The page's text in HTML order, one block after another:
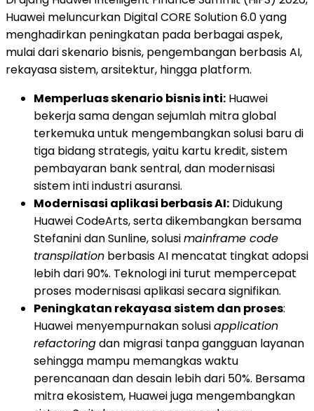
Huawei meluncurkan Digital CORE Solution 6.0 yang
menghadirkan peningkatan pada berbagai aspek,
mulai dari skenario bisnis, pengembangan berbasis AI,
rekayasa sistem, arsitektur, hingga platform.
Memperluas skenario bisnis inti: Huawei
bekerja sama dengan sejumlah mitra global
terkemuka untuk mengembangkan solusi baru di
tiga bidang strategis, yaitu kartu kredit, sistem
pembayaran bank sentral, dan modernisasi
sistem inti industri asuransi.
Modernisasi aplikasi berbasis AI: Didukung
Huawei CodeArts, serta dikembangkan bersama
Stefanini dan Sunline, solusimainframe code
transpilation berbasis AI mencatat tingkat adopsi
lebih dari 90%. Teknologi ini turut mempercepat
proses modernisasi aplikasi secara signifikan.
Peningkatan rekayasa sistem dan proses:
Huawei menyempurnakan solusiapplication
refactoringdan migrasi tanpa gangguan layanan
sehingga mampu memangkas waktu
perencanaan dan desain lebih dari 50%. Bersama
mitra ekosistem, Huawei juga mengembangkan